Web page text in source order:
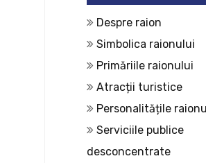
Despre raion
Simbolica raionului
Primăriile raionului
Atracții turistice
Personalitățile
Serviciile publice
desconcentrate